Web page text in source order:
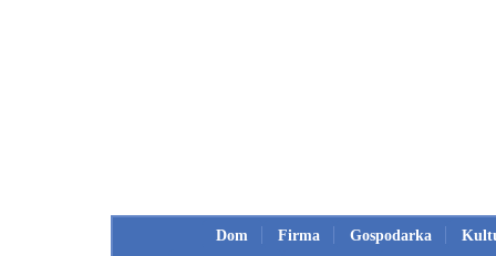
Dom Firma Gospodarka